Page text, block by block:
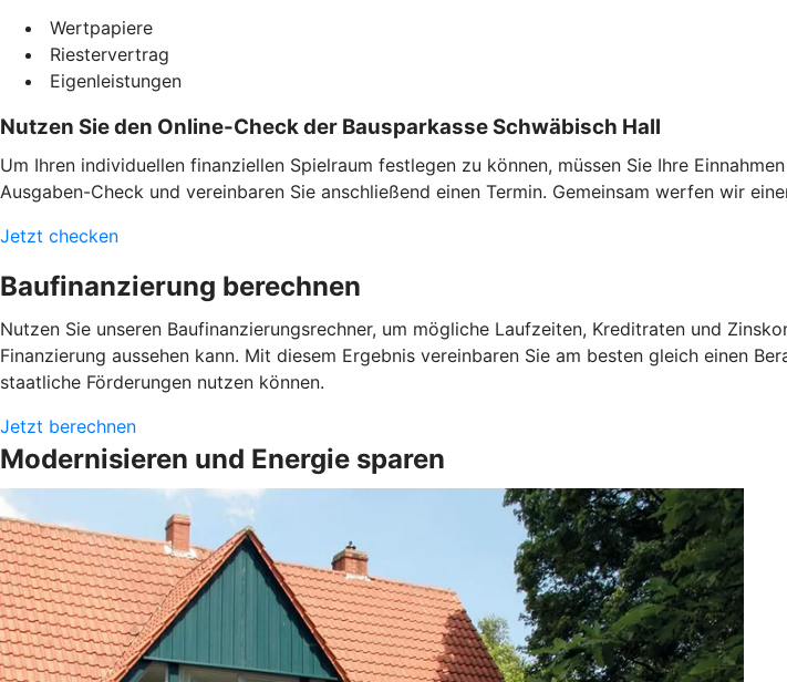
Wertpapiere
Riestervertrag
Eigenleistungen
Nutzen Sie den Online-Check der Bausparkasse Schwäbisch Hall
Um Ihren individuellen finanziellen Spielraum festlegen zu können, müssen Sie Ihre
Ausgaben-Check und vereinbaren Sie anschließend einen Termin. Gemeinsam werfen wir
Jetzt checken
Baufinanzierung berechnen
Nutzen Sie unseren Baufinanzierungsrechner, um mögliche Laufzeiten, Kreditraten und
Finanzierung aussehen kann. Mit diesem Ergebnis vereinbaren Sie am besten gleich einen
staatliche Förderungen nutzen können.
Jetzt berechnen
Modernisieren und Energie sparen